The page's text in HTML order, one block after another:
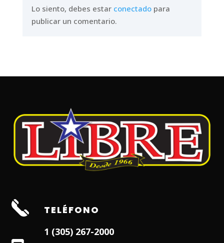
Lo siento, debes estar conectadopara
publicar un comentario.
TELÉFONO
1 (305) 267-2000